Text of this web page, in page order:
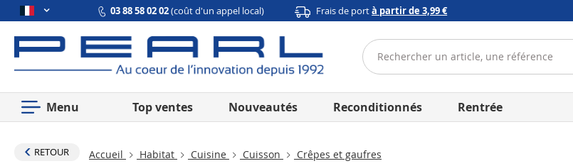
03 88 58 02 02(coût d'un appel local) Frais de portà partir de 3,99 €
Menu Top ventes Nouveautés Reconditionnés Rentrée
RETOUR Accueil Habitat Cuisine Cuisson Crêpes et gaufres